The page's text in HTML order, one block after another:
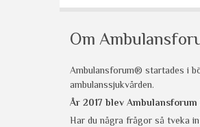
Om
Ambulansforum® startades i
ambulanssjukvården.
År 2017 blev
Har du några frågor så tveka